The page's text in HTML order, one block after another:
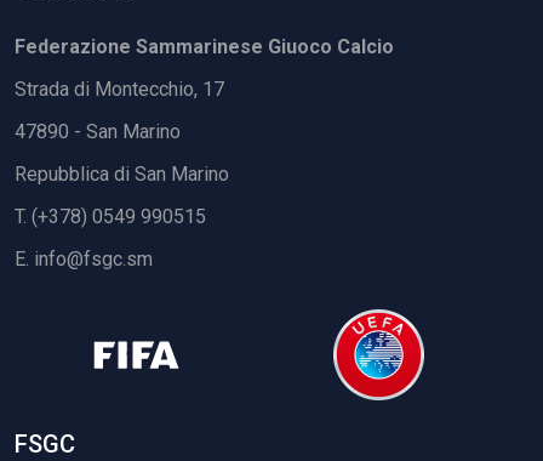
Federazione Sammarinese Giuoco Calcio
Strada di Montecchio, 17
47890 - San Marino
Repubblica di San Marino
T. (+378) 0549 990515
E. info@fsgc.sm
FSGC